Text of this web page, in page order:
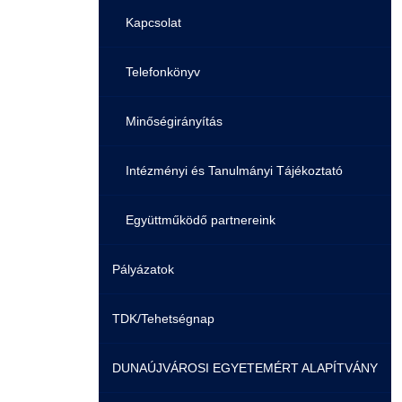
Családbarát Szolgáltató
EHÖK
Hallgatókra érvényes szabályzatok
Ösztöndíjak
Kiemelt ösztöndíjak
Nemzetközi Lehetőségek
Szolgáltatások
Fordítási Szolgáltatások
Origó nyelvvizsga
HASIT
Neptun
Moodle
K+F+I
Átjelentkezőknek
Kapcsolat
TDK/Tehetségnap
Kapcsolat
Telefonkönyv
Minőségirányítás
Intézményi és Tanulmányi Tájékoztató
Együttműködő partnereink
Pályázatok
TDK/Tehetségnap
DUNAÚJVÁROSI EGYETEMÉRT ALAPÍTVÁNY